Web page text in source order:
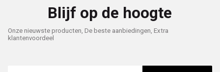
Blijf op de hoogte
Onze nieuwste producten, De beste aanbiedingen, Extra
klantenvoordeel